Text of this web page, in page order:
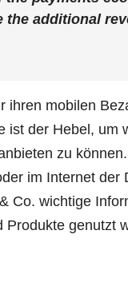
the addi­tio­nal
ihren mobi­len
ist der Hebel,
zu
im Inter­net
Co. wich­ti­ge
genutzt